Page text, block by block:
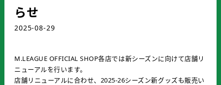
らせ
2025-08-29
M.LEAGUE OFFICIAL SHOP各店では新シーズンに向けて店舗リ
ニューアルを行います。
店舗リニューアルに合わせ、2025-26シーズン新グッズも販売い